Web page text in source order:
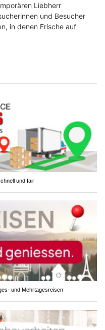
Liebherr
und Besucher
in denen Frische auf
und fair
und Mehrtagesreisen